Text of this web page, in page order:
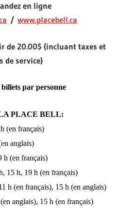
en ligne
/www.placebell.ca
de 20.00$ (incluant taxes et
de service)
par personne
PLACE BELL:
(en français)
anglais)
h (en français)
15 h, 19 h (en français)
h (en français), 15 h (en anglais)
anglais), 15 h (en français)